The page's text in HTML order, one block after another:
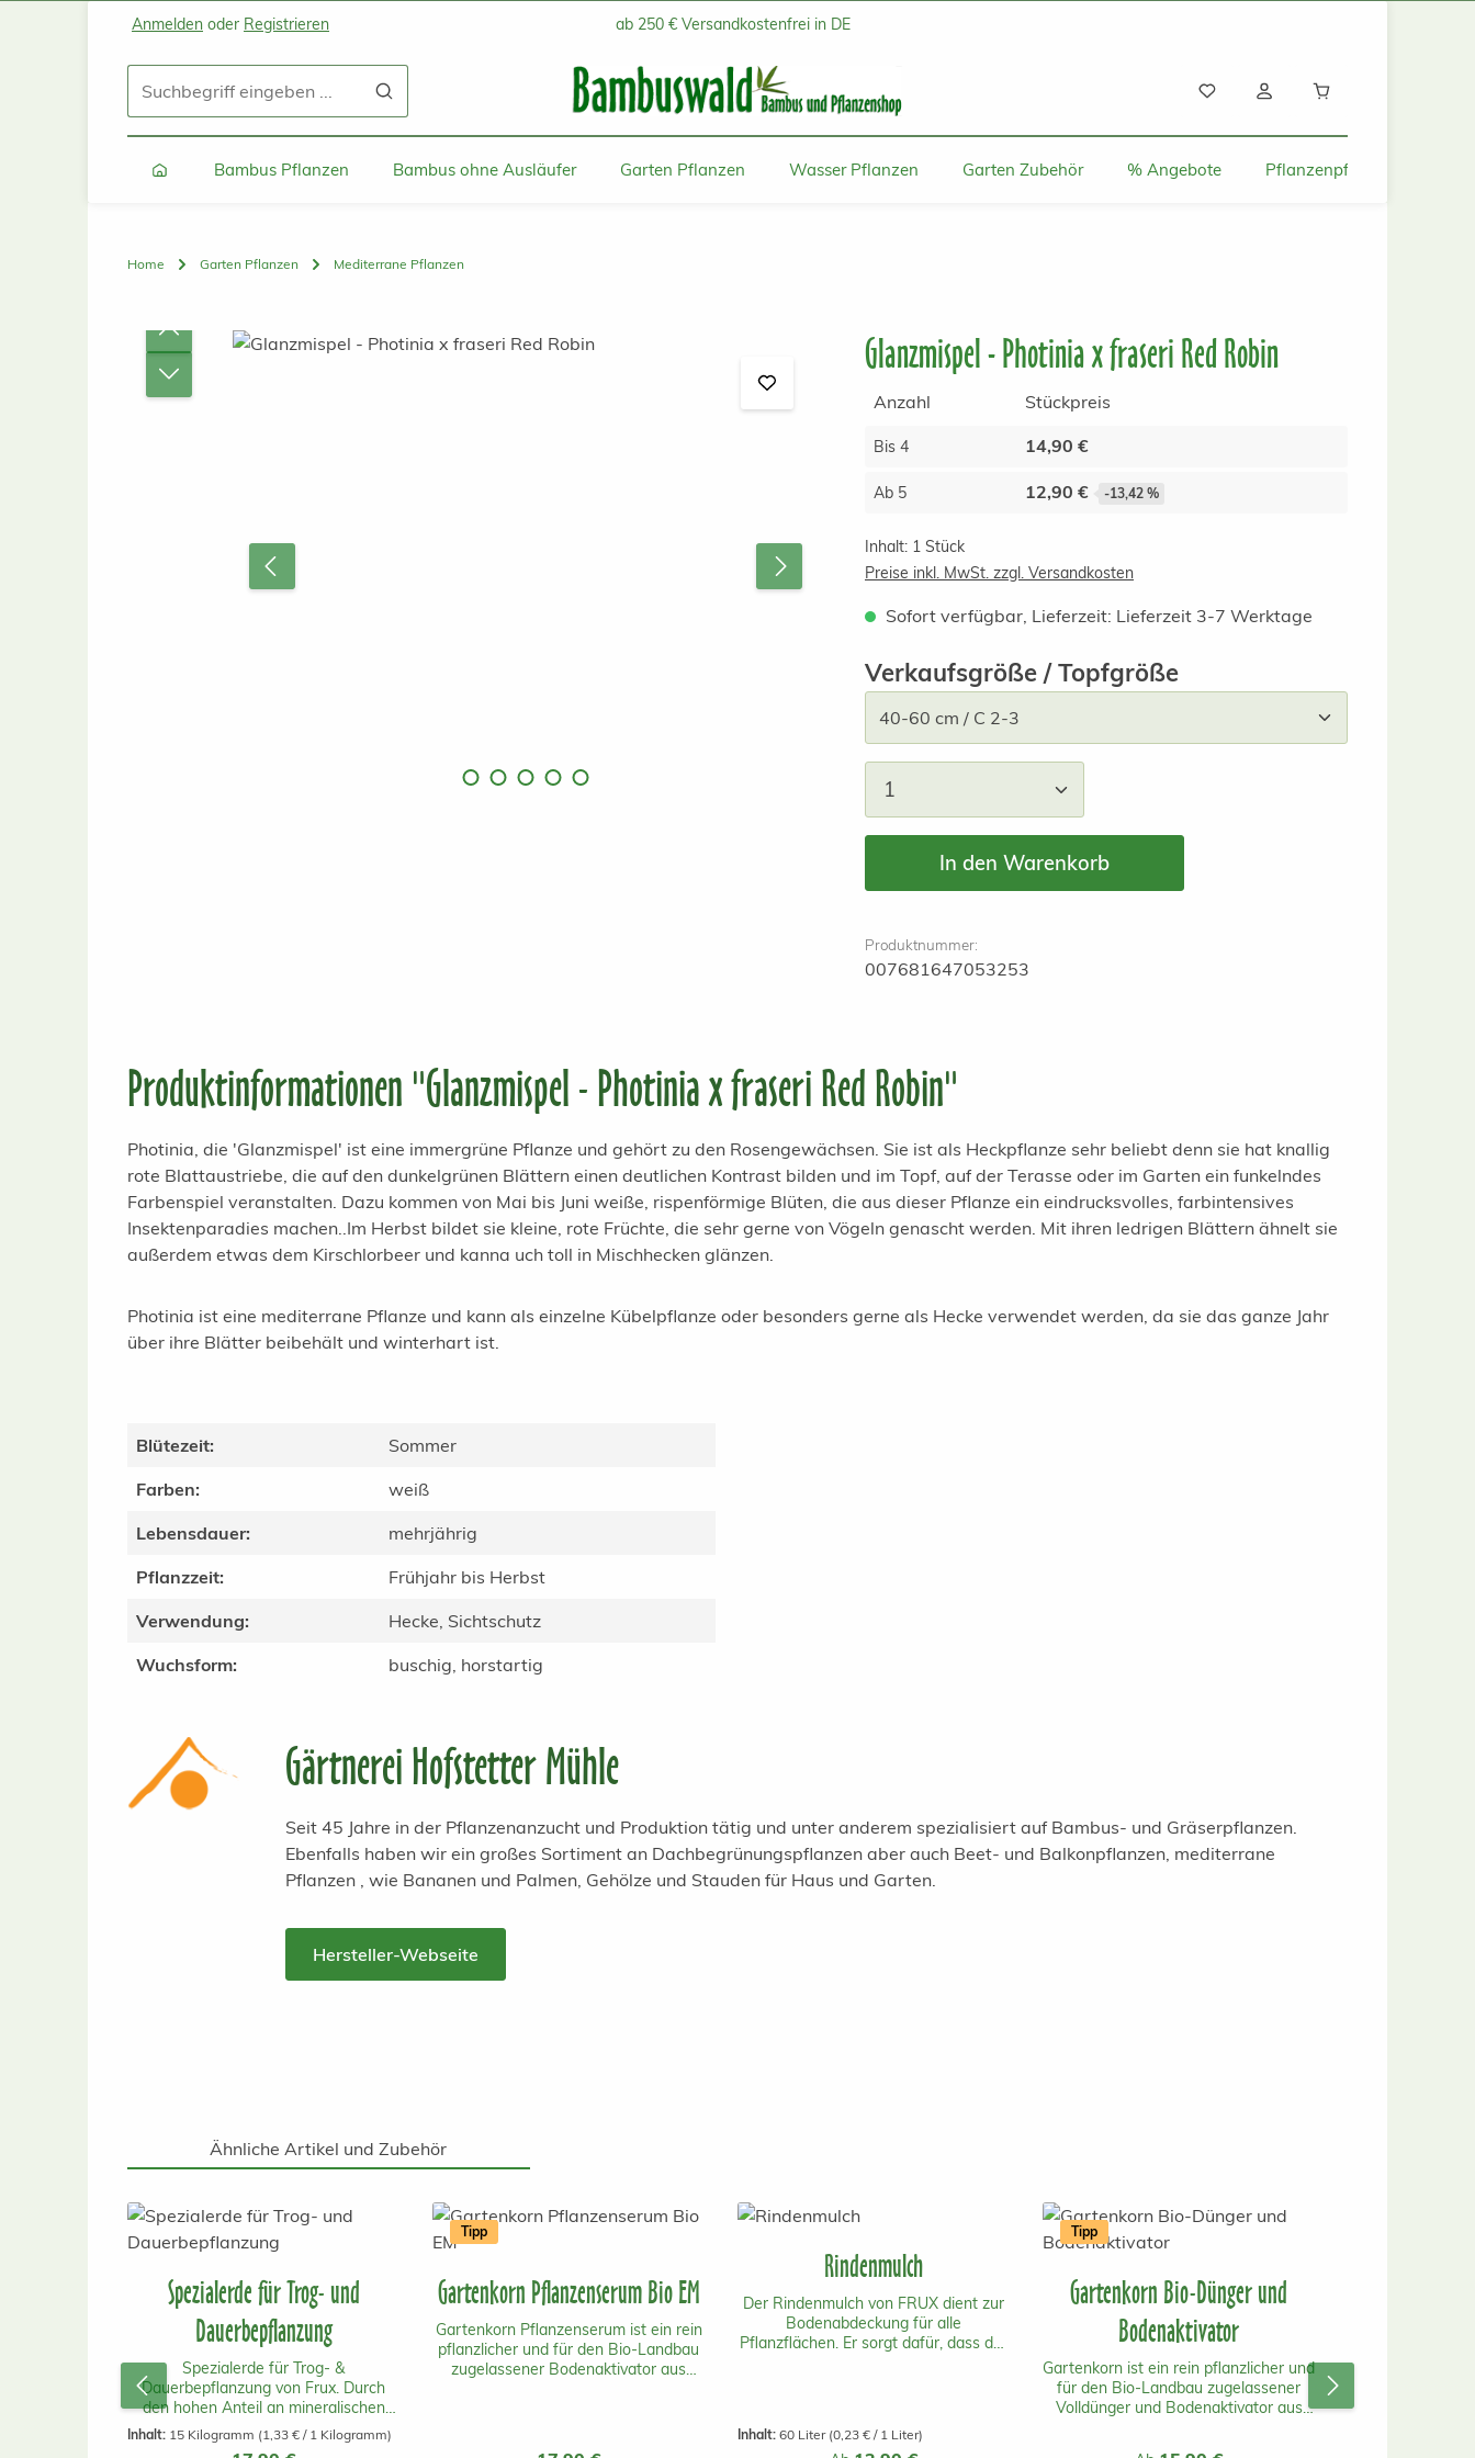
Zum Hauptinhalt springen
Zur Suche springen
Zur Hauptnavigation springen
Anmelden oder Registrieren ab 250 € Versandkostenfrei in DE
Bambus Pflanzen Bambus ohne Ausläufer Garten Pflanzen Wasser Pflanzen Garten Zubehör % Angebote Pflanzenpflege und Tipps
Home Garten Pflanzen Mediterrane Pflanzen
Bildergalerie überspringen Glanzmispel - Photinia x fraseri Red Robin
Anzahl Stückpreis
Bis 4 14,90 €
Ab 5 12,90 € -13,42 %
Inhalt: 1 Stück
Preise inkl. MwSt. zzgl. Versandkosten
Sofort verfügbar, Lieferzeit: Lieferzeit 3-7 Werktage
Verkaufsgröße / Topfgrößeauswählen
Produkt Anzahl: Gib den gewünschten Wert ein
In den Warenkorb
Produktnummer:
007681647053253
Produktinformationen "Glanzmispel - Photinia x fraseri Red Robin"
Photinia, die 'Glanzmispel' ist eine immergrüne Pflanze und gehört zu den Rosengewächsen. Sie ist als Heckpflanze sehr beliebt denn sie hat knallig
rote Blattaustriebe, die auf den dunkelgrünen Blättern einen deutlichen Kontrast bilden und im Topf, auf der Terasse oder im Garten ein funkelndes
Farbenspiel veranstalten. Dazu kommen von Mai bis Juni weiße, rispenförmige Blüten, die aus dieser Pflanze ein eindrucksvolles, farbintensives
Insektenparadies machen..Im Herbst bildet sie kleine, rote Früchte, die sehr gerne von Vögeln genascht werden. Mit ihren ledrigen Blättern ähnelt sie
außerdem etwas dem Kirschlorbeer und kanna uch toll in Mischhecken glänzen.
Photinia ist eine mediterrane Pflanze und kann als einzelne Kübelpflanze oder besonders gerne als Hecke verwendet werden, da sie das ganze Jahr
über ihre Blätter beibehält und winterhart ist.
Blütezeit:
Sommer
Farben:
weiß
Lebensdauer:
mehrjährig
Pflanzzeit:
Frühjahr bis Herbst
Verwendung:
Hecke, Sichtschutz
Wuchsform:
buschig, horstartig
Gärtnerei Hofstetter Mühle
Seit 45 Jahre in der Pflanzenanzucht und Produktion tätig und unter anderem spezialisiert auf Bambus- und Gräserpflanzen.
Ebenfalls haben wir ein großes Sortiment an Dachbegrünungspflanzen aber auch Beet- und Balkonpflanzen, mediterrane
Pflanzen , wie Bananen und Palmen, Gehölze und Stauden für Haus und Garten.
Hersteller-Webseite
Ähnliche Artikel und Zubehör
Produktgalerie überspringen
Spezialerde für Trog- und
Dauerbepflanzung
Spezialerde für Trog- &
Dauerbepflanzung von Frux. Durch
den hohen Anteil an mineralischen
Stabilisatoren ist diese Erde ideal für
Dauerbepflanzungen,
Inhalt: 15 Kilogramm (1,33 € / 1 Kilogramm)
Tipp
Gartenkorn Pflanzenserum Bio EM
Gartenkorn Pflanzenserum ist ein rein
pflanzlicher und für den Bio-Landbau
zugelassener Bodenaktivator aus
Rindenmulch
Der Rindenmulch von FRUX dient zur
Bodenabdeckung für alle
Pflanzflächen. Er sorgt dafür, dass der
reicht für bis zu 1.6 m2.
Inhalt: 60 Liter (0,23 € / 1 Liter)
Tipp
Gartenkorn Bio-Dünger und
Bodenaktivator
Gartenkorn ist ein rein pflanzlicher und
für den Bio-Landbau zugelassener
Volldünger und Bodenaktivator aus